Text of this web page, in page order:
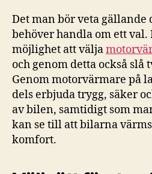
Det man bör veta gällande
behöver handla om ett
möjlighet att välja
och genom detta också slå
Genom motorvärmare på
dels erbjuda trygg, säker
av bilen, samtidigt som
kan se till att bilarna
komfort.